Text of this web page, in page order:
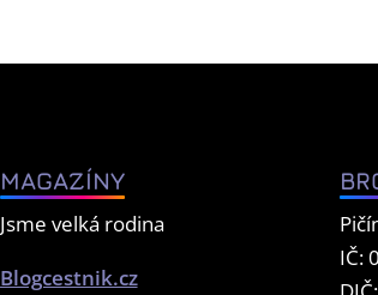
MAGAZÍNY
Jsme velká rodina
Blogcestnik.cz
IČ: